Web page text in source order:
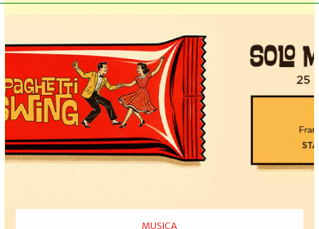
MUSICA